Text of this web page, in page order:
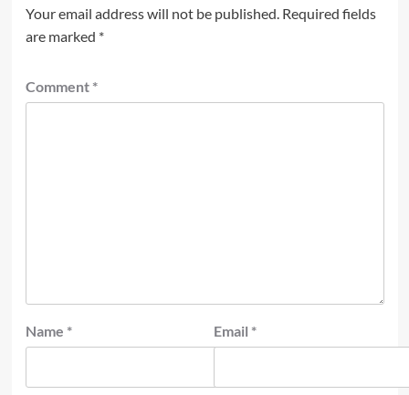
Your email address will not be published. Required fields
are marked *
Comment *
Name * Email *